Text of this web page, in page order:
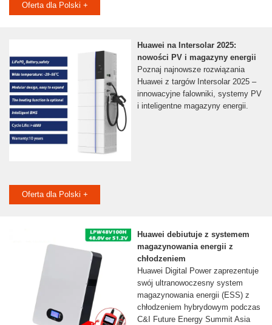
Oferta dla Polski +
Huawei na Intersolar 2025:
nowości PV i magazyny energii
Poznaj najnowsze rozwiązania
Huawei z targów Intersolar 2025 –
innowacyjne falowniki, systemy PV
i inteligentne magazyny energii.
Oferta dla Polski +
Huawei debiutuje z systemem
magazynowania energii z
chłodzeniem
Huawei Digital Power zaprezentuje
swój ultranowoczesny system
magazynowania energii (ESS) z
chłodzeniem hybrydowym podczas
C&I Future Energy Summit Asia